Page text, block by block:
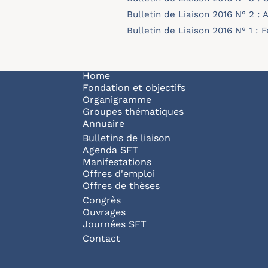
Bulletin de Liaison 2016 N° 2 :
bulletin-16-02.pdf
Bulletin de Liaison 2016 N° 1 :
bulletin-16-01.pdf
Navigation principale
Home
Fondation et objectifs
Organigramme
Groupes thématiques
Annuaire
Bulletins de liaison
Agenda SFT
Manifestations
Offres d'emploi
Offres de thèses
Congrès
Ouvrages
Journées SFT
Pied de page
Contact